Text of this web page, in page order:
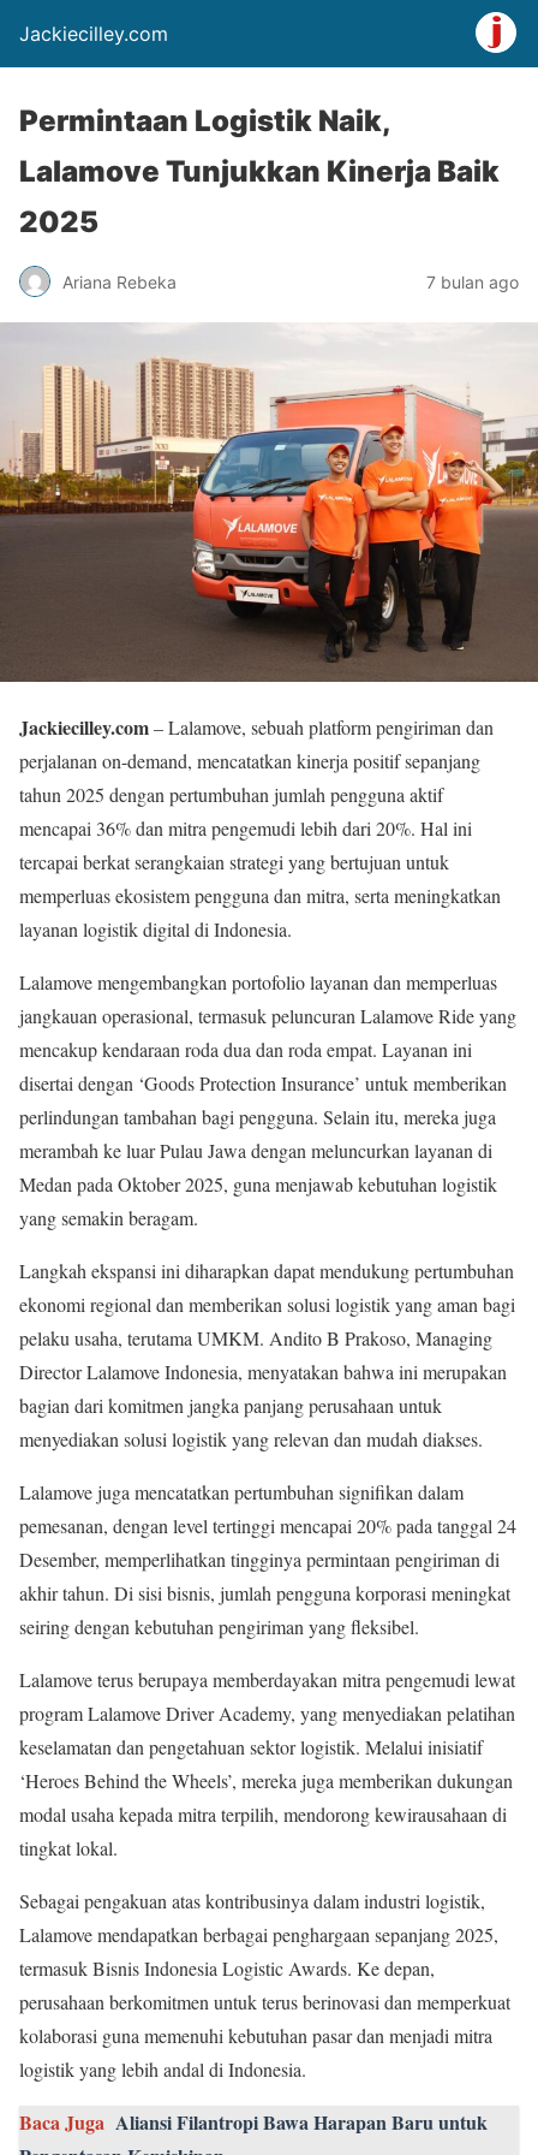
Jackiecilley.com
Permintaan Logistik Naik,
Lalamove Tunjukkan Kinerja Baik
2025
Ariana Rebeka 7 bulan ago
Jackiecilley.com– Lalamove, sebuah platform pengiriman dan
perjalanan on-demand, mencatatkan kinerja positif sepanjang
tahun 2025 dengan pertumbuhan jumlah pengguna aktif
mencapai 36% dan mitra pengemudi lebih dari 20%. Hal ini
tercapai berkat serangkaian strategi yang bertujuan untuk
memperluas ekosistem pengguna dan mitra, serta meningkatkan
layanan logistik digital di Indonesia.
Lalamove mengembangkan portofolio layanan dan memperluas
jangkauan operasional, termasuk peluncuran Lalamove Ride yang
mencakup kendaraan roda dua dan roda empat. Layanan ini
disertai dengan ‘Goods Protection Insurance’ untuk memberikan
perlindungan tambahan bagi pengguna. Selain itu, mereka juga
merambah ke luar Pulau Jawa dengan meluncurkan layanan di
Medan pada Oktober 2025, guna menjawab kebutuhan logistik
yang semakin beragam.
Langkah ekspansi ini diharapkan dapat mendukung pertumbuhan
ekonomi regional dan memberikan solusi logistik yang aman bagi
pelaku usaha, terutama UMKM. Andito B Prakoso, Managing
Director Lalamove Indonesia, menyatakan bahwa ini merupakan
bagian dari komitmen jangka panjang perusahaan untuk
menyediakan solusi logistik yang relevan dan mudah diakses.
Lalamove juga mencatatkan pertumbuhan signifikan dalam
pemesanan, dengan level tertinggi mencapai 20% pada tanggal 24
Desember, memperlihatkan tingginya permintaan pengiriman di
akhir tahun. Di sisi bisnis, jumlah pengguna korporasi meningkat
seiring dengan kebutuhan pengiriman yang fleksibel.
Lalamove terus berupaya memberdayakan mitra pengemudi lewat
program Lalamove Driver Academy, yang menyediakan pelatihan
keselamatan dan pengetahuan sektor logistik. Melalui inisiatif
‘Heroes Behind the Wheels’, mereka juga memberikan dukungan
modal usaha kepada mitra terpilih, mendorong kewirausahaan di
tingkat lokal.
Sebagai pengakuan atas kontribusinya dalam industri logistik,
Lalamove mendapatkan berbagai penghargaan sepanjang 2025,
termasuk Bisnis Indonesia Logistic Awards. Ke depan,
perusahaan berkomitmen untuk terus berinovasi dan memperkuat
kolaborasi guna memenuhi kebutuhan pasar dan menjadi mitra
logistik yang lebih andal di Indonesia.
Baca Juga Aliansi Filantropi Bawa Harapan Baru untuk